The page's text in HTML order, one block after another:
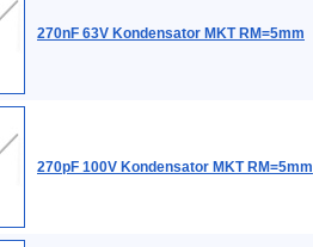
270nF 63V Kondensator MKT RM=5mm
270pF 100V Kondensator MKT RM=5mm